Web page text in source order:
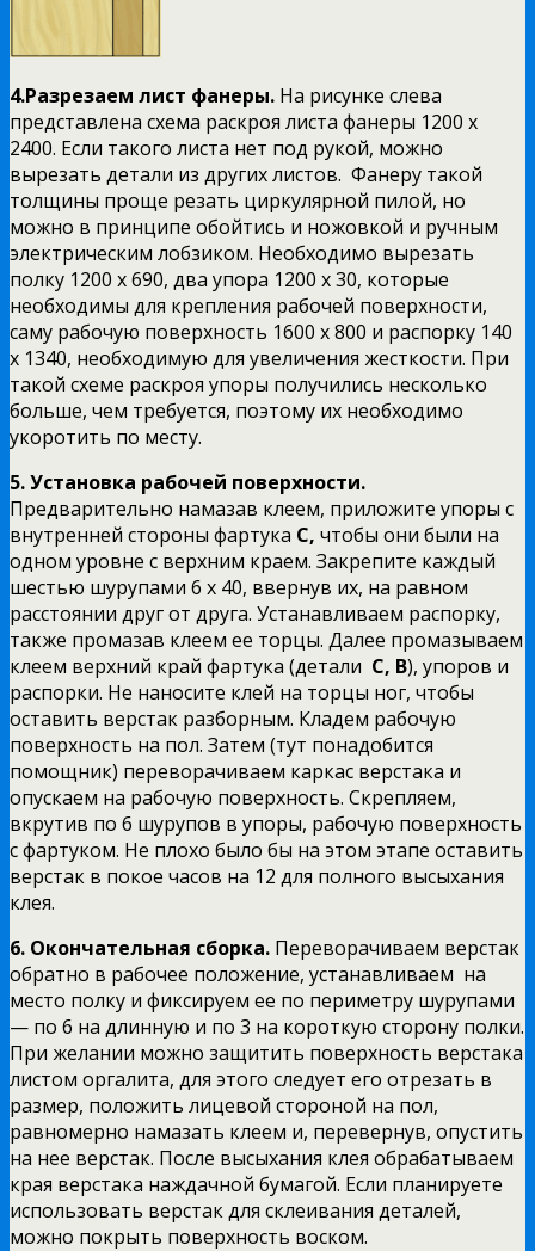
4.Разрезаем лист фанеры. На рисунке слева
представлена схема раскроя листа фанеры 1200 х
2400. Если такого листа нет под рукой, можно
вырезать детали из других листов. Фанеру такой
толщины проще резать циркулярной пилой, но
можно в принципе обойтись и ножовкой и ручным
электрическим лобзиком. Необходимо вырезать
полку 1200 х 690, два упора 1200 х 30, которые
необходимы для крепления рабочей поверхности,
саму рабочую поверхность 1600 х 800 и распорку 140
х 1340, необходимую для увеличения жесткости. При
такой схеме раскроя упоры получились несколько
больше, чем требуется, поэтому их необходимо
укоротить по месту.
5.Установка рабочей поверхности.
Предварительно намазав клеем, приложите упоры с
внутренней стороны фартука C, чтобы они были на
одном уровне с верхним краем. Закрепите каждый
шестью шурупами 6 х 40, ввернув их, на равном
расстоянии друг от друга. Устанавливаем распорку,
также промазав клеем ее торцы. Далее промазываем
клеем верхний край фартука (детали С, В), упоров и
распорки. Не наносите клей на торцы ног, чтобы
оставить верстак разборным. Кладем рабочую
поверхность на пол. Затем (тут понадобится
помощник) переворачиваем каркас верстака и
опускаем на рабочую поверхность. Скрепляем,
вкрутив по 6 шурупов в упоры, рабочую поверхность
с фартуком. Не плохо было бы на этом этапе оставить
верстак в покое часов на 12 для полного высыхания
клея.
6. Окончательная сборка. Переворачиваем верстак
обратно в рабочее положение, устанавливаем на
место полку и фиксируем ее по периметру шурупами
— по 6 на длинную и по 3 на короткую сторону полки.
При желании можно защитить поверхность верстака
листом оргалита, для этого следует его отрезать в
размер, положить лицевой стороной на пол,
равномерно намазать клеем и, перевернув, опустить
на нее верстак. После высыхания клея обрабатываем
края верстака наждачной бумагой. Если планируете
использовать верстак для склеивания деталей,
можно покрыть поверхность воском.